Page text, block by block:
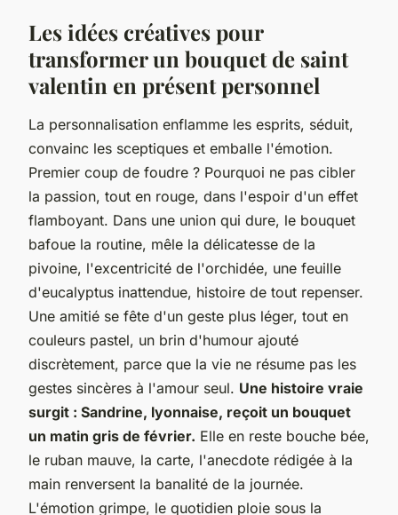
Les idées créatives pour
transformer un bouquet de saint
valentin en présent personnel
La personnalisation enflamme les esprits, séduit,
convainc les sceptiques et emballe l'émotion.
Premier coup de foudre ? Pourquoi ne pas cibler
la passion, tout en rouge, dans l'espoir d'un effet
flamboyant. Dans une union qui dure, le bouquet
bafoue la routine, mêle la délicatesse de la
pivoine, l'excentricité de l'orchidée, une feuille
d'eucalyptus inattendue, histoire de tout repenser.
Une amitié se fête d'un geste plus léger, tout en
couleurs pastel, un brin d'humour ajouté
discrètement, parce que la vie ne résume pas les
gestes sincères à l'amour seul. Une histoire vraie
surgit : Sandrine, lyonnaise, reçoit un bouquet
un matin gris de février. Elle en reste bouche bée,
le ruban mauve, la carte, l'anecdote rédigée à la
main renversent la banalité de la journée.
L'émotion grimpe, le quotidien ploie sous la